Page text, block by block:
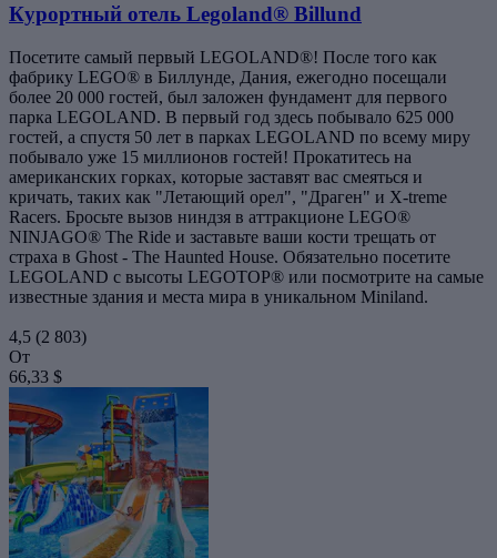
Курортный отель Legoland® Billund
Посетите самый первый LEGOLAND®! После того как
фабрику LEGO® в Биллунде, Дания, ежегодно посещали
более 20 000 гостей, был заложен фундамент для первого
парка LEGOLAND. В первый год здесь побывало 625 000
гостей, а спустя 50 лет в парках LEGOLAND по всему миру
побывало уже 15 миллионов гостей! Прокатитесь на
американских горках, которые заставят вас смеяться и
кричать, таких как "Летающий орел", "Драген" и X-treme
Racers. Бросьте вызов ниндзя в аттракционе LEGO®
NINJAGO® The Ride и заставьте ваши кости трещать от
страха в Ghost - The Haunted House. Обязательно посетите
LEGOLAND с высоты LEGOTOP® или посмотрите на самые
известные здания и места мира в уникальном Miniland.
4,5 (2 803)
От
66,33 $